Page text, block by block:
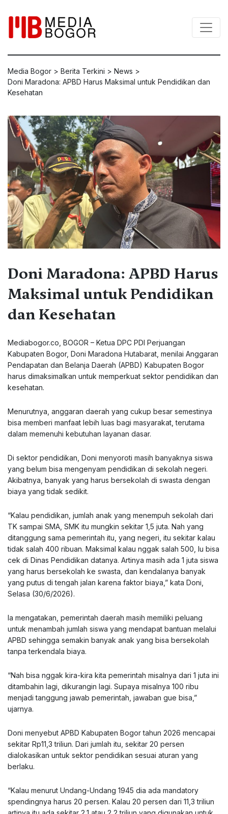
Media Bogor > Berita Terkini > News >
Doni Maradona: APBD Harus Maksimal untuk Pendidikan dan
Kesehatan
Doni Maradona: APBD Harus
Maksimal untuk Pendidikan
dan Kesehatan
Mediabogor.co, BOGOR – Ketua DPC PDI Perjuangan
Kabupaten Bogor, Doni Maradona Hutabarat, menilai Anggaran
Pendapatan dan Belanja Daerah (APBD) Kabupaten Bogor
harus dimaksimalkan untuk memperkuat sektor pendidikan dan
kesehatan.
Menurutnya, anggaran daerah yang cukup besar semestinya
bisa memberi manfaat lebih luas bagi masyarakat, terutama
dalam memenuhi kebutuhan layanan dasar.
Di sektor pendidikan, Doni menyoroti masih banyaknya siswa
yang belum bisa mengenyam pendidikan di sekolah negeri.
Akibatnya, banyak yang harus bersekolah di swasta dengan
biaya yang tidak sedikit.
“Kalau pendidikan, jumlah anak yang menempuh sekolah dari
TK sampai SMA, SMK itu mungkin sekitar 1,5 juta. Nah yang
ditanggung sama pemerintah itu, yang negeri, itu sekitar kalau
tidak salah 400 ribuan. Maksimal kalau nggak salah 500, lu bisa
cek di Dinas Pendidikan datanya. Artinya masih ada 1 juta siswa
yang harus bersekolah ke swasta, dan kendalanya banyak
yang putus di tengah jalan karena faktor biaya,” kata Doni,
Selasa (30/6/2026).
Ia mengatakan, pemerintah daerah masih memiliki peluang
untuk menambah jumlah siswa yang mendapat bantuan melalui
APBD sehingga semakin banyak anak yang bisa bersekolah
tanpa terkendala biaya.
“Nah bisa nggak kira-kira kita pemerintah misalnya dari 1 juta ini
ditambahin lagi, dikurangin lagi. Supaya misalnya 100 ribu
menjadi tanggung jawab pemerintah, jawaban gue bisa,”
ujarnya.
Doni menyebut APBD Kabupaten Bogor tahun 2026 mencapai
sekitar Rp11,3 triliun. Dari jumlah itu, sekitar 20 persen
dialokasikan untuk sektor pendidikan sesuai aturan yang
berlaku.
“Kalau menurut Undang-Undang 1945 dia ada mandatory
spendingnya harus 20 persen. Kalau 20 persen dari 11,3 triliun